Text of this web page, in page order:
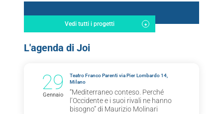
Vedi tutti i progetti
L'agenda di Joi
29
Gennaio
Teatro Franco Parenti via Pier Lombardo 14,
Milano
“Mediterraneo conteso. Perché
l’Occidente e i suoi rivali ne hanno
bisogno” di Maurizio Molinari